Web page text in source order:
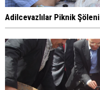
Adilcevazlılar Piknik Şöleni